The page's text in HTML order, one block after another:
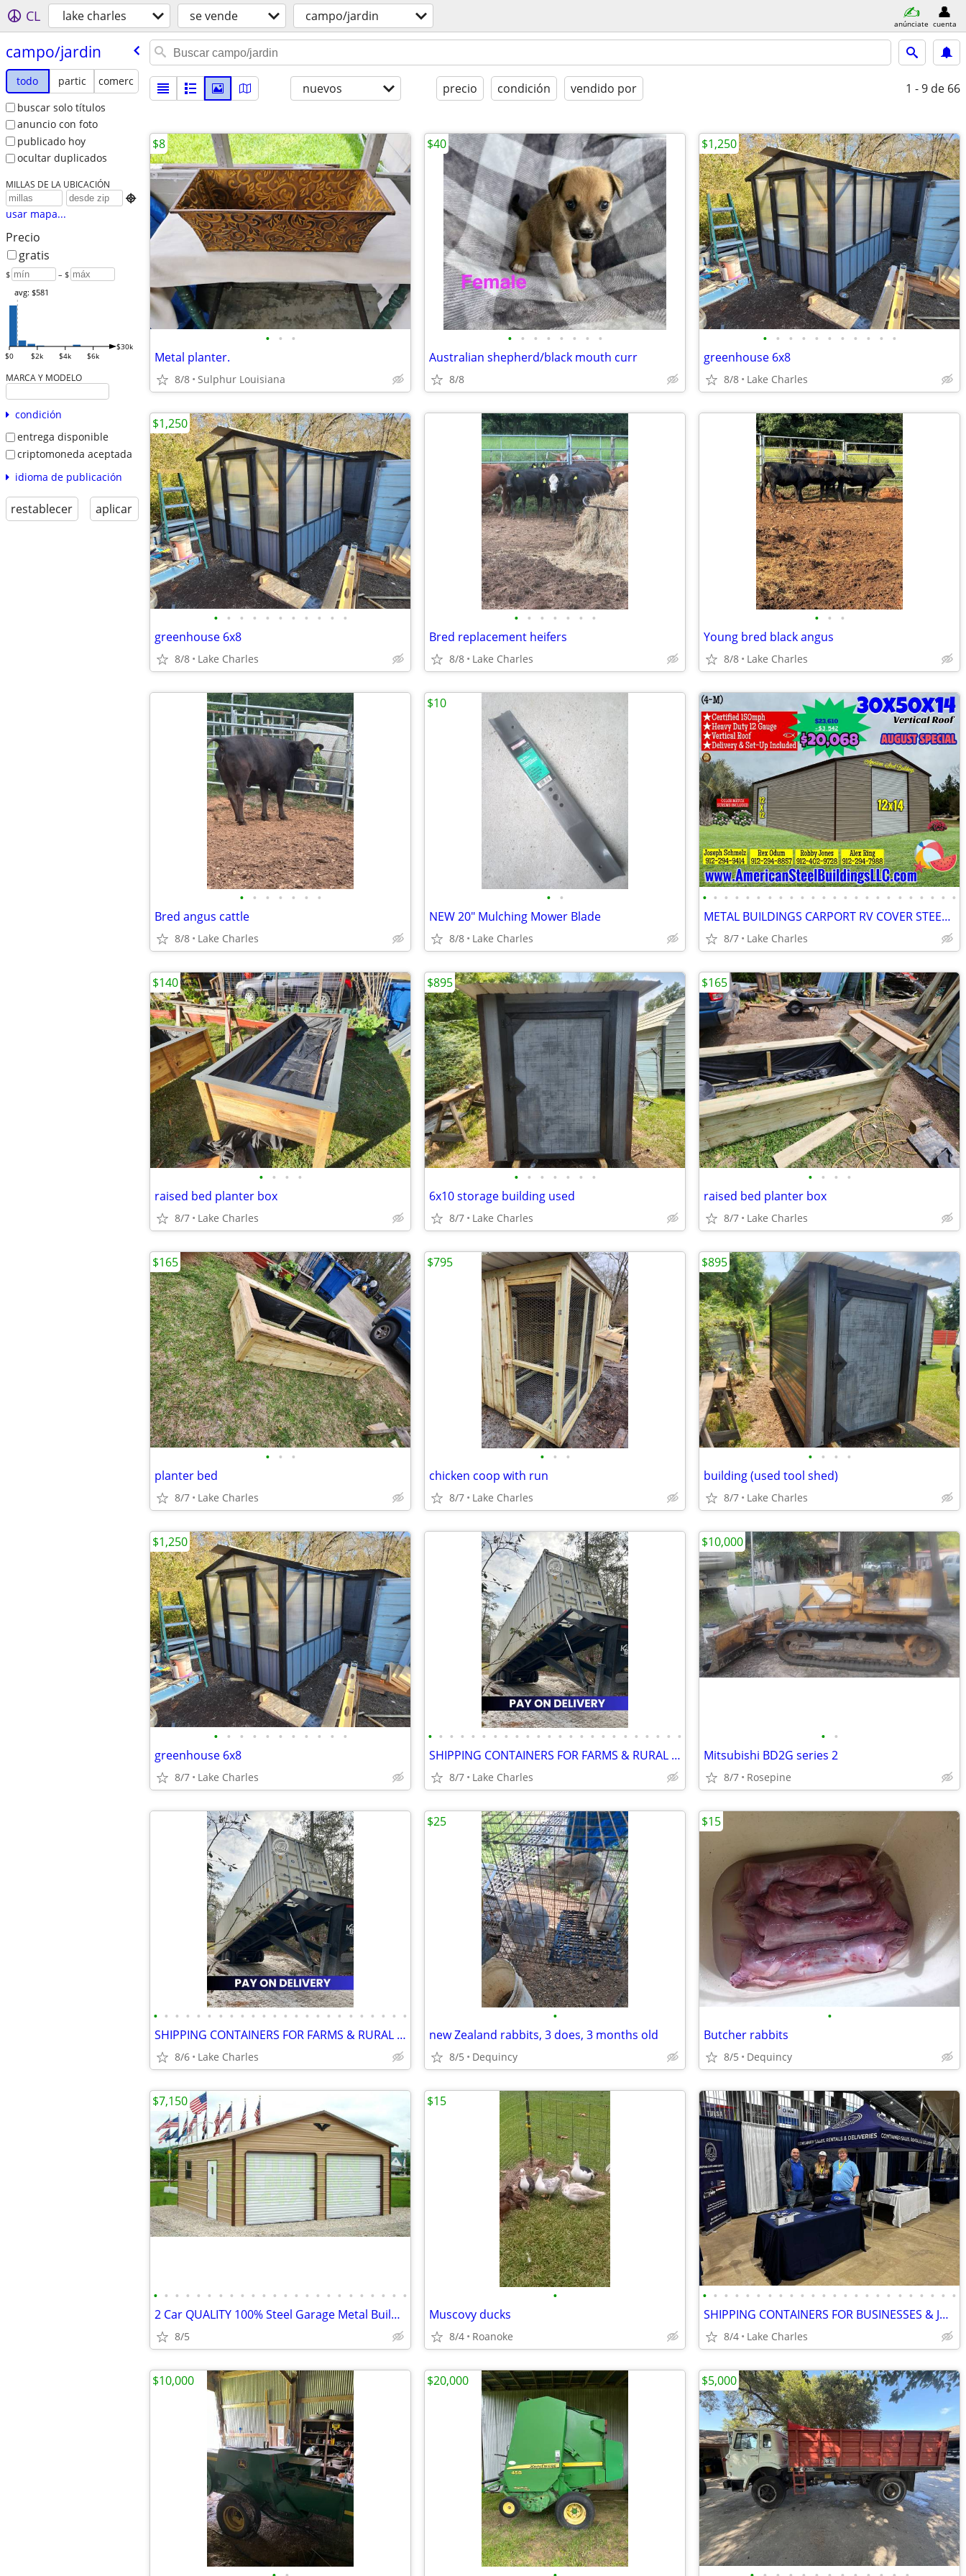
CL lake charles se vende campo/jardin anúnciate cuenta
campo/​jardin
todo partic
comerc
buscar solo títulos
anuncio con foto
publicado hoy
ocultar duplicados
MILLAS DE LA UBICACIÓN

usar mapa...
Precio
gratis
$ – $
$0 $2k $4k $6k
$30k
avg: $581
MARCA Y MODELO
condición
entrega disponible
criptomoneda aceptada
idioma de publicación
restablecer aplicar
nuevos precio condición vendido por 1 - 9 de 66
• • •
Metal planter.
8/8 Sulphur Louisiana
$8
• • • • • • • •
Australian shepherd/black mouth curr
8/8
$40
• • • • • • • • • • •
greenhouse 6x8
8/8 Lake Charles
$1,250
• • • • • • • • • • •
greenhouse 6x8
8/8 Lake Charles
$1,250
• • • • • • •
Bred replacement heifers
8/8 Lake Charles
• • •
Young bred black angus
8/8 Lake Charles
• • • • • • •
Bred angus cattle
8/8 Lake Charles
• •
NEW 20" Mulching Mower Blade
8/8 Lake Charles
$10
• • • • • • • • • • • • • • • • • • • • • • • •
METAL BUILDINGS CARPORT RV COVER STEEL GARAGE POLE BARN METAL BUILDING
8/7 Lake Charles
• • • •
raised bed planter box
8/7 Lake Charles
$140
• • • • • • •
6x10 storage building used
8/7 Lake Charles
$895
• • • •
raised bed planter box
8/7 Lake Charles
$165
• • •
planter bed
8/7 Lake Charles
$165
• • •
chicken coop with run
8/7 Lake Charles
$795
• • • •
building (used tool shed)
8/7 Lake Charles
$895
• • • • • • • • • • •
greenhouse 6x8
8/7 Lake Charles
$1,250
• • • • • • • • • • • • • • • • • • • • • • • •
SHIPPING CONTAINERS FOR FARMS & RURAL PROPERTIES 504-509-5621
8/7 Lake Charles
• •
Mitsubishi BD2G series 2
8/7 Rosepine
$10,000
• • • • • • • • • • • • • • • • • • • • • • • •
SHIPPING CONTAINERS FOR FARMS & RURAL PROPERTIES 504-509-5621
8/6 Lake Charles
•
new Zealand rabbits, 3 does, 3 months old
8/5 Dequincy
$25
•
Butcher rabbits
8/5 Dequincy
$15
• • • • • • • • • • • • • • • • • • • • • • • •
2 Car QUALITY 100% Steel Garage Metal Building Equipment Storage Shed
8/5
$7,150
•
Muscovy ducks
8/4 Roanoke
$15
• • • • • • • • • • • • • • • • • • • • • • • •
SHIPPING CONTAINERS FOR BUSINESSES & JOB SITES 504-509-5621
8/4 Lake Charles
$10,000 $20,000 $5,000